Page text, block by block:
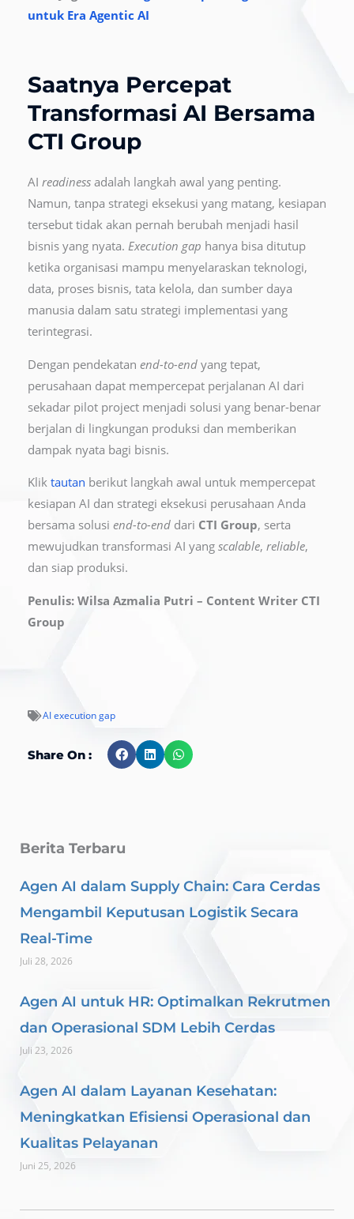
untuk Era Agentic AI
Saatnya Percepat
Transformasi AI Bersama
CTI Group
AI readiness adalah langkah awal yang penting.
Namun, tanpa strategi eksekusi yang matang, kesiapan
tersebut tidak akan pernah berubah menjadi hasil
bisnis yang nyata. Execution gap hanya bisa ditutup
ketika organisasi mampu menyelaraskan teknologi,
data, proses bisnis, tata kelola, dan sumber daya
manusia dalam satu strategi implementasi yang
terintegrasi.
Dengan pendekatan end-to-end yang tepat,
perusahaan dapat mempercepat perjalanan AI dari
sekadar pilot project menjadi solusi yang benar-benar
berjalan di lingkungan produksi dan memberikan
dampak nyata bagi bisnis.
Klik tautan berikut langkah awal untuk mempercepat
kesiapan AI dan strategi eksekusi perusahaan Anda
bersama solusi end-to-end dari CTI Group, serta
mewujudkan transformasi AI yang scalable, reliable,
dan siap produksi.
Penulis: Wilsa Azmalia Putri – Content Writer CTI
Group
AI execution gap
Share On :
Berita Terbaru
Agen AI dalam Supply Chain: Cara Cerdas
Mengambil Keputusan Logistik Secara
Real-Time
Juli 28, 2026
Agen AI untuk HR: Optimalkan Rekrutmen
dan Operasional SDM Lebih Cerdas
Juli 23, 2026
Agen AI dalam Layanan Kesehatan:
Meningkatkan Efisiensi Operasional dan
Kualitas Pelayanan
Juni 25, 2026